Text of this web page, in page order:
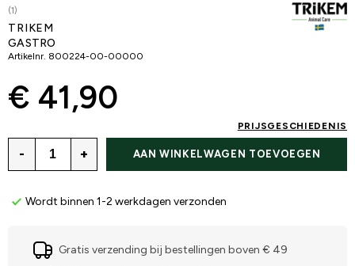
(1)
TRIKEM
GASTRO
Artikelnr. 800224-00-00000
€ 41,90
PRIJSGESCHIEDENIS
- + AAN WINKELWAGEN TOEVOEGEN
Wordt binnen 1-2 werkdagen verzonden
Gratis verzending bij bestellingen boven € 49